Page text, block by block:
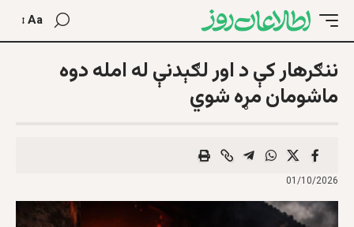
Aa
ننګرهار کې د اور لګېدنې له امله دوه
ماشومان مړه شوي
01/10/2026